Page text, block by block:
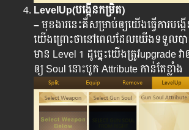
LevelUp(បង្កើនកម្រិត)
–មុខងារនេះគឺសម្រាប់ឲ្យយើងធ្វើការបង្
យើងព្រោះថានៅពេលដែលយើងទទួលបា
មាន Level 1 ដូច្នេះ​យើង​ត្រូវ​upgrade វ
ឲ្យ​ Soul នោះ​បូក​ Attribute កាន់តែខ្លាំង